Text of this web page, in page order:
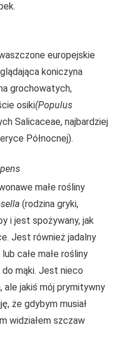
europejskie
koniczyna
grochowatych,
osiki(Populus
Salicaceae, najbardziej
Północnej).
małe rośliny
(rodzina gryki,
i jest spożywany, jak
Jest również jadalny
całe małe rośliny
mąki. Jest nieco
ale jakiś mój prymitywny
że gdybym musiał
widziałem szczaw